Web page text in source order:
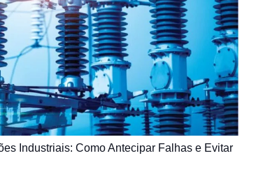
Industriais: Como Antecipar Falhas e Evitar